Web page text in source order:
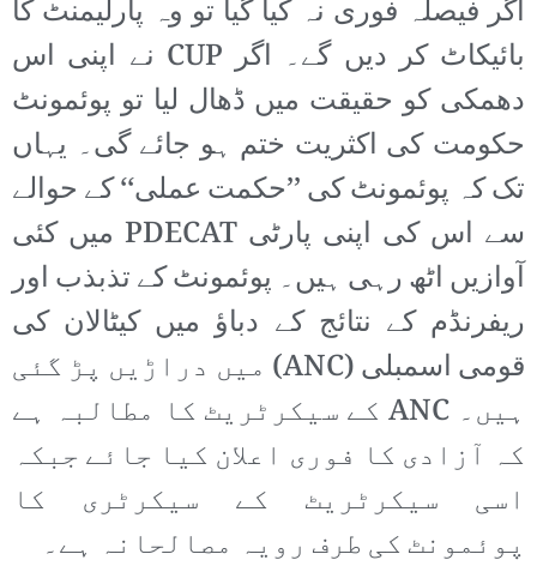
اگر فیصلہ فوری نہ کیا گیا تو وہ پارلیمنٹ کا
بائیکاٹ کر دیں گے۔ اگر CUP نے اپنی اس
دھمکی کو حقیقت میں ڈھال لیا تو پوئمونٹ
حکومت کی اکثریت ختم ہو جائے گی۔ یہاں
تک کہ پوئمونٹ کی ’’حکمت عملی‘‘ کے حوالے
سے اس کی اپنی پارٹی PDECAT میں کئی
آوازیں اٹھ رہی ہیں۔ پوئمونٹ کے تذبذب اور
ریفرنڈم کے نتائج کے دباؤ میں کیٹالان کی
قومی اسمبلی (ANC) میں دراڑیں پڑ گئی
ہیں۔ ANC کے سیکرٹریٹ کا مطالبہ ہے
کہ آزادی کا فوری اعلان کیا جائے جبکہ
اسی سیکرٹریٹ کے سیکرٹری کا
پوئمونٹ کی طرف رویہ مصالحانہ ہے۔